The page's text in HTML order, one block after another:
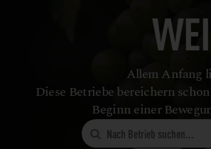
Allem Anfang
Diese Betriebe bereichern
Beginn einer
